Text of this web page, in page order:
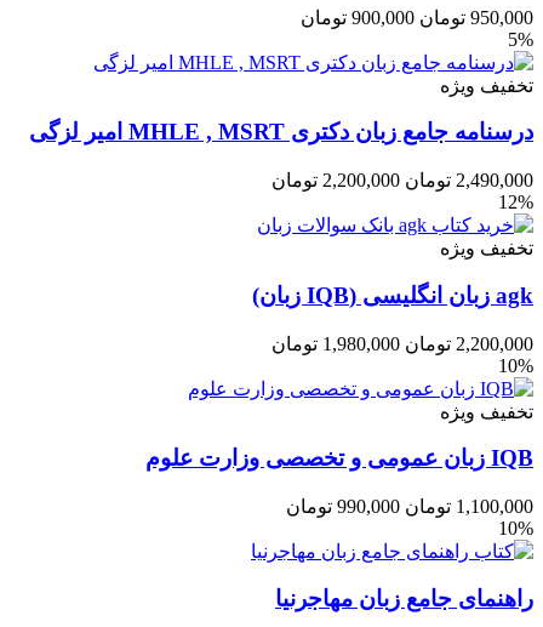
950,000 تومان 900,000 تومان
5%
تخفیف ویژه
درسنامه جامع زبان دکتری MHLE , MSRT امیر لزگی
2,490,000 تومان 2,200,000 تومان
12%
تخفیف ویژه
agk زبان انگلیسی (IQB زبان)
2,200,000 تومان 1,980,000 تومان
10%
تخفیف ویژه
IQB زبان عمومی و تخصصی وزارت علوم
1,100,000 تومان 990,000 تومان
10%
راهنمای جامع زبان مهاجرنیا